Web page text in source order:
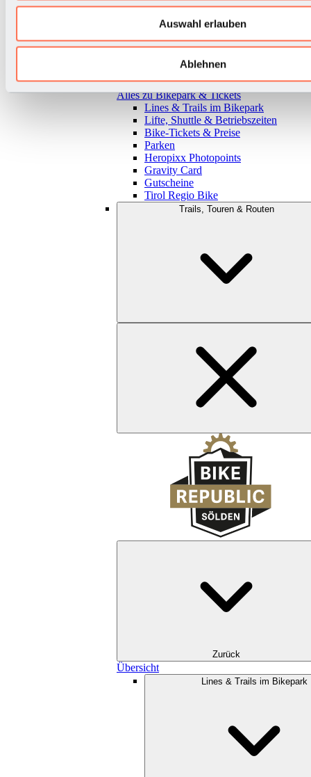
Auswahl erlauben
Ablehnen
Zurück
Alles zu Bikepark & Tickets
Lines & Trails im Bikepark
Lifte, Shuttle & Betriebszeiten
Bike-Tickets & Preise
Parken
Heropixx Photopoints
Gravity Card
Gutscheine
Tirol Regio Bike
Trails, Touren & Routen
Zurück
Übersicht
Lines & Trails im Bikepark